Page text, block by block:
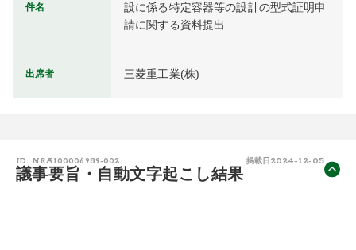
件名
設に係る特定容器等の設計の型式証明申
請に関する資料提出
出席者 三菱重工業(株)
ID: NRA100006989-002 掲載日 2024-12-05
議事要旨・自動文字起こし結果